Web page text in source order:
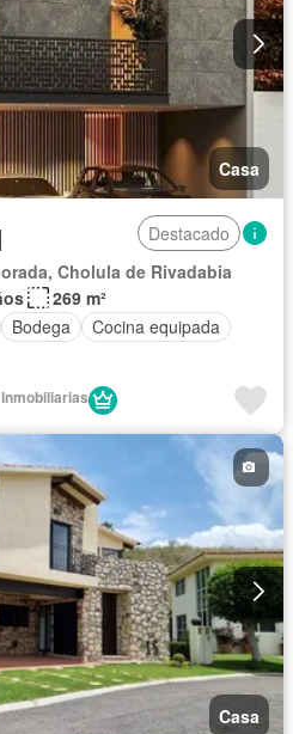
Casa
Destacado
Cholula de Rivadabia
269 m²
Bodega
Cocina equipada
Casa